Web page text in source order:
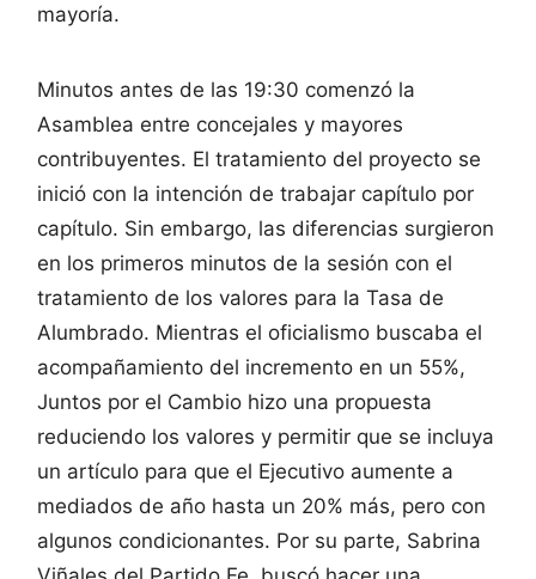
mayoría.
Minutos antes de las 19:30 comenzó la
Asamblea entre concejales y mayores
contribuyentes. El tratamiento del proyecto se
inició con la intención de trabajar capítulo por
capítulo. Sin embargo, las diferencias surgieron
en los primeros minutos de la sesión con el
tratamiento de los valores para la Tasa de
Alumbrado. Mientras el oficialismo buscaba el
acompañamiento del incremento en un 55%,
Juntos por el Cambio hizo una propuesta
reduciendo los valores y permitir que se incluya
un artículo para que el Ejecutivo aumente a
mediados de año hasta un 20% más, pero con
algunos condicionantes. Por su parte, Sabrina